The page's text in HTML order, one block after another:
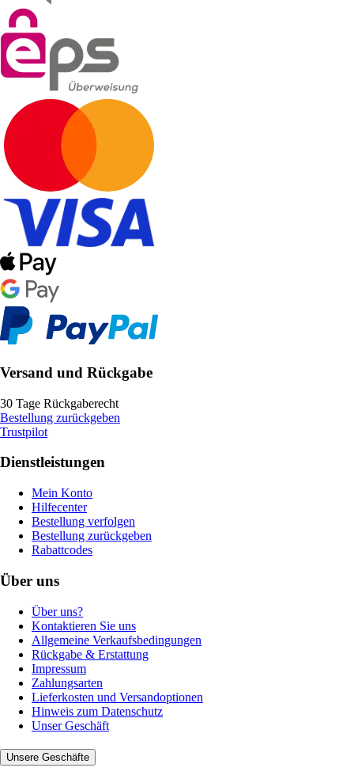
Versand und Rückgabe
30 Tage Rückgaberecht
Bestellung zurückgeben
Trustpilot
Dienstleistungen
Mein Konto
Hilfecenter
Bestellung verfolgen
Bestellung zurückgeben
Rabattcodes
Über uns
Über uns?
Kontaktieren Sie uns
Allgemeine Verkaufsbedingungen
Rückgabe & Erstattung
Impressum
Zahlungsarten
Lieferkosten und Versandoptionen
Hinweis zum Datenschutz
Unser Geschäft
Unsere Geschäfte